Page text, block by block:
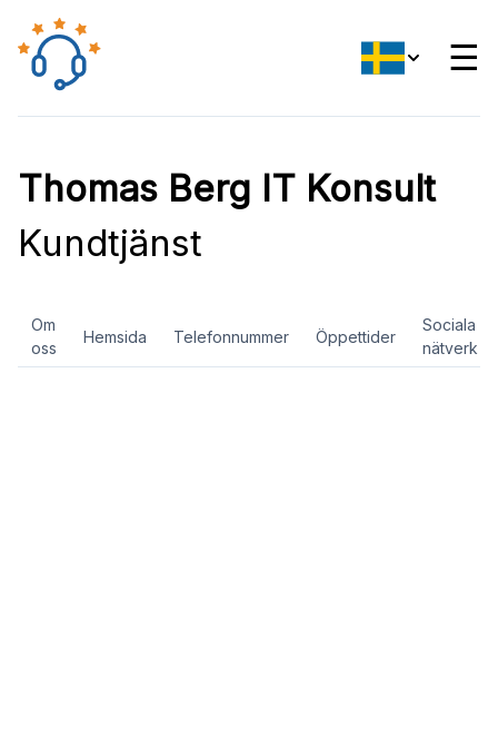
☰
Thomas Berg IT Konsult
Kundtjänst
Om
oss
Hemsida Telefonnummer Öppettider
Sociala
nätverk